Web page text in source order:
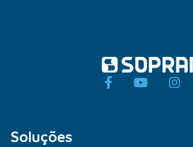
Soluções